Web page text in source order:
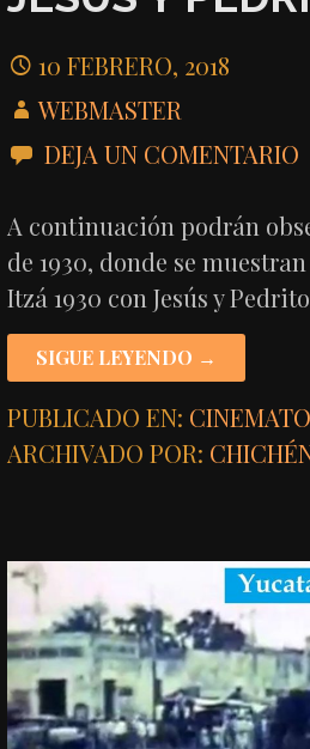
10 FEBRERO, 2018
WEBMASTER
DEJA UN COMENTARIO
A continuación podrán
de 1930, donde se
Itzá 1930 con Jesús y
SIGUE LEYENDO →
PUBLICADO EN:
ARCHIVADO POR: